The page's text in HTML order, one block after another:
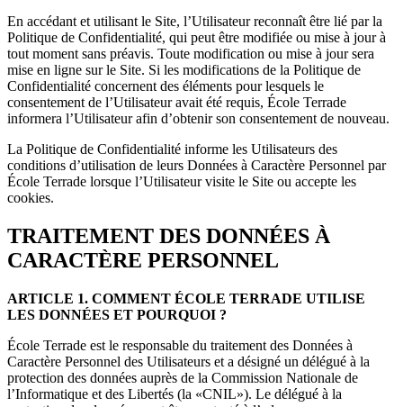
En accédant et utilisant le Site, l’Utilisateur reconnaît être lié par la
Politique de Confidentialité, qui peut être modifiée ou mise à jour à
tout moment sans préavis. Toute modification ou mise à jour sera
mise en ligne sur le Site. Si les modifications de la Politique de
Confidentialité concernent des éléments pour lesquels le
consentement de l’Utilisateur avait été requis, École Terrade
informera l’Utilisateur afin d’obtenir son consentement de nouveau.
La Politique de Confidentialité informe les Utilisateurs des
conditions d’utilisation de leurs Données à Caractère Personnel par
École Terrade lorsque l’Utilisateur visite le Site ou accepte les
cookies.
TRAITEMENT DES DONNÉES À
CARACTÈRE PERSONNEL
ARTICLE 1. COMMENT ÉCOLE TERRADE UTILISE
LES DONNÉES ET POURQUOI ?
École Terrade est le responsable du traitement des Données à
Caractère Personnel des Utilisateurs et a désigné un délégué à la
protection des données auprès de la Commission Nationale de
l’Informatique et des Libertés (la «CNIL»). Le délégué à la